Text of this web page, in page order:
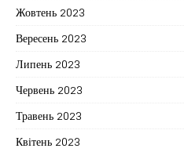
Жовтень 2023
Вересень 2023
Липень 2023
Червень 2023
Травень 2023
Квітень 2023